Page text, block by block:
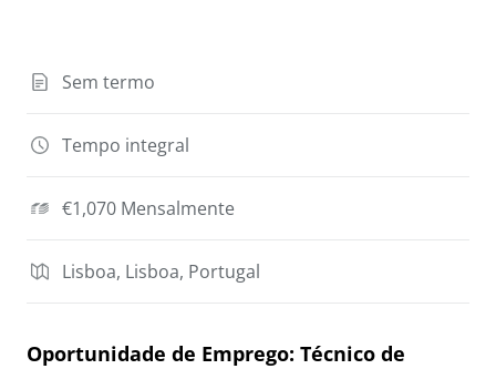
Sem termo
Tempo integral
€1,070 Mensalmente
Lisboa, Lisboa, Portugal
Oportunidade de Emprego: Técnico de